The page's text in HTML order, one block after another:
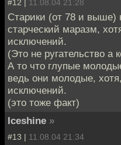
#12 | 11.08.04 21:28
Старики (от 78 и выше)
старческий маразм,
исключений.
(Это не ругательство а
А то что глупые
ведь они молодые,
исключений.
(это тоже факт)
Iceshine »
#13 | 11.08.04 21:34